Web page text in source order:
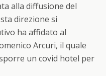
alla diffusione del
direzione si
ha affidato al
Arcuri, il quale
un covid hotel per